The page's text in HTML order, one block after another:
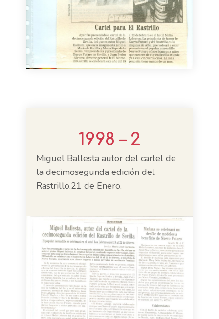
1998 – 2
Miguel Ballesta autor del cartel de
la decimosegunda edición del
Rastrillo.21 de Enero.